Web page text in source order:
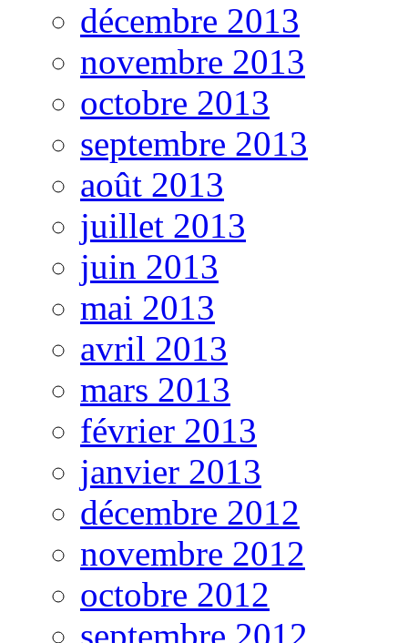
décembre 2013
novembre 2013
octobre 2013
septembre 2013
août 2013
juillet 2013
juin 2013
mai 2013
avril 2013
mars 2013
février 2013
janvier 2013
décembre 2012
novembre 2012
octobre 2012